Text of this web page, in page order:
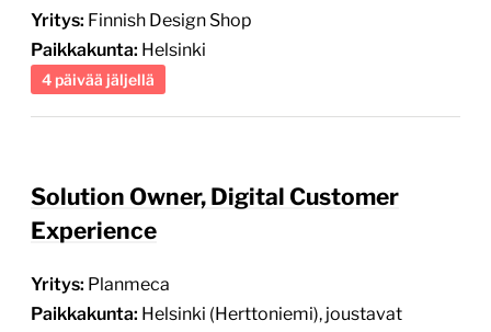
Yritys: Finnish Design Shop
Paikkakunta: Helsinki
4 päivää jäljellä
Solution Owner, Digital Customer
Experience
Yritys: Planmeca
Paikkakunta: Helsinki (Herttoniemi), joustavat